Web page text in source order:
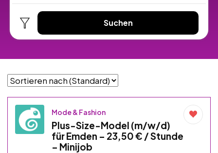
Suchen
Mode & Fashion
Plus-Size-Model (m/w/d)
für Emden – 23,50 € / Stunde
– Minijob